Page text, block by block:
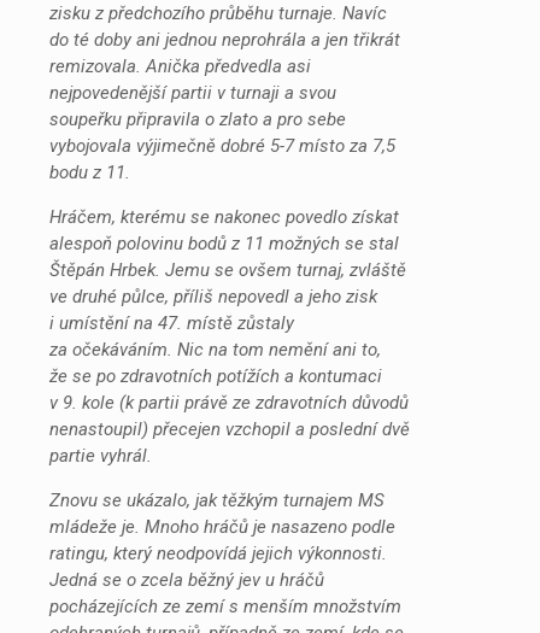
zisku z předchozího průběhu turnaje. Navíc
do té doby ani jednou neprohrála a jen třikrát
remizovala. Anička předvedla asi
nejpovedenější partii v turnaji a svou
soupeřku připravila o zlato a pro sebe
vybojovala výjimečně dobré 5-7 místo za 7,5
bodu z 11.
Hráčem, kterému se nakonec povedlo získat
alespoň polovinu bodů z 11 možných se stal
Štěpán Hrbek. Jemu se ovšem turnaj, zvláště
ve druhé půlce, příliš nepovedl a jeho zisk
i umístění na 47. místě zůstaly
za očekáváním. Nic na tom nemění ani to,
že se po zdravotních potížích a kontumaci
v 9. kole (k partii právě ze zdravotních důvodů
nenastoupil) přecejen vzchopil a poslední dvě
partie vyhrál.
Znovu se ukázalo, jak těžkým turnajem MS
mládeže je. Mnoho hráčů je nasazeno podle
ratingu, který neodpovídá jejich výkonnosti.
Jedná se o zcela běžný jev u hráčů
pocházejících ze zemí s menším množstvím